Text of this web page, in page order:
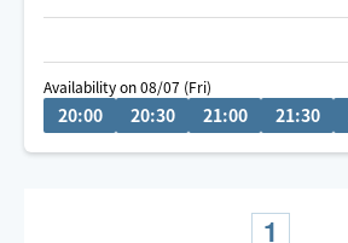
お一人おひとりと丁寧に向き合い、
伺いするため、ご予約は当日16時締
ただいています。🤗
車でお伺いしますので、駐車場の有
Availability on 08/07 (Fri)
20:00 20:30 21:00 21:30
1